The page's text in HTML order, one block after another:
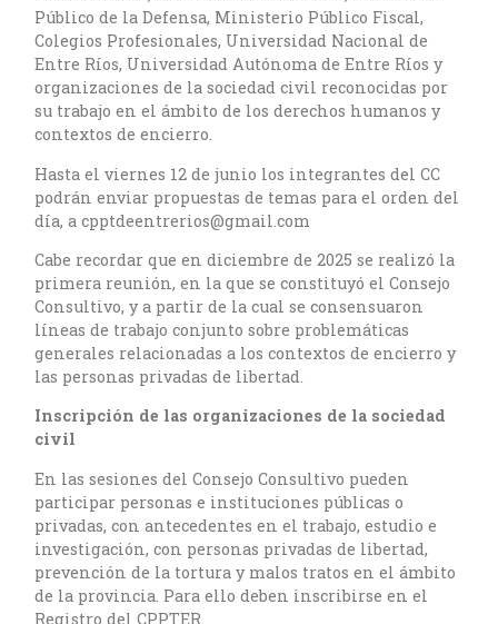
Público de la Defensa, Ministerio Público Fiscal,
Colegios Profesionales, Universidad Nacional de
Entre Ríos, Universidad Autónoma de Entre Ríos y
organizaciones de la sociedad civil reconocidas por
su trabajo en el ámbito de los derechos humanos y
contextos de encierro.
Hasta el viernes 12 de junio los integrantes del CC
podrán enviar propuestas de temas para el orden del
día, a cpptdeentrerios@gmail.com
Cabe recordar que en diciembre de 2025 se realizó la
primera reunión, en la que se constituyó el Consejo
Consultivo, y a partir de la cual se consensuaron
líneas de trabajo conjunto sobre problemáticas
generales relacionadas a los contextos de encierro y
las personas privadas de libertad.
Inscripción de las organizaciones de la sociedad
civil
En las sesiones del Consejo Consultivo pueden
participar personas e instituciones públicas o
privadas, con antecedentes en el trabajo, estudio e
investigación, con personas privadas de libertad,
prevención de la tortura y malos tratos en el ámbito
de la provincia. Para ello deben inscribirse en el
Registro del CPPTER.